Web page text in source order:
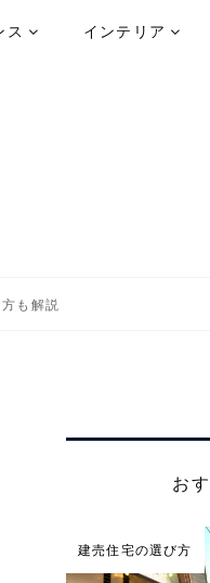
ス インテリア
も解説
お
建売住宅の選び方